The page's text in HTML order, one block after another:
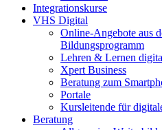
Integrationskurse
VHS Digital
Online-Angebote aus
Bildungsprogramm
Lehren & Lernen
Xpert Business
Beratung zum
Portale
Kursleitende für
Beratung